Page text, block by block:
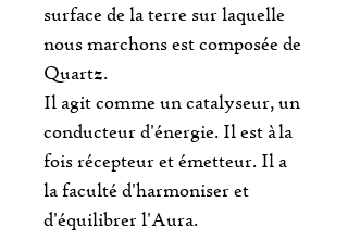
surface de la terre sur laquelle
nous marchons est composée de
Quartz.
Il agit comme un catalyseur, un
conducteur d'énergie. Il est à la
fois récepteur et émetteur. Il a
la faculté d'harmoniser et
d'équilibrer l'Aura.